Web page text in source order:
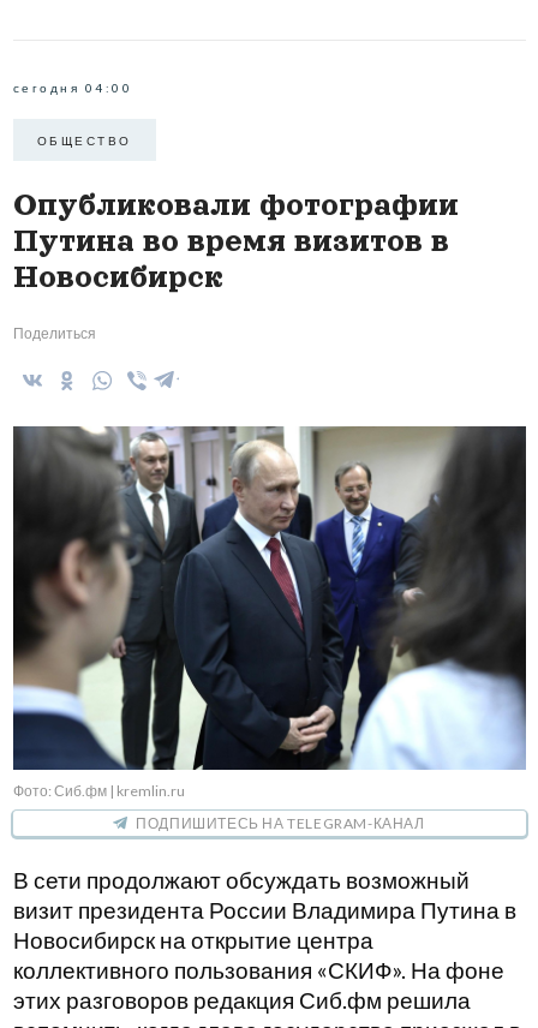
сегодня 04:00
ОБЩЕСТВО
Опубликовали фотографии
Путина во время визитов в
Новосибирск
Поделиться
Фото: Сиб.фм | kremlin.ru
ПОДПИШИТЕСЬ НА TELEGRAM-КАНАЛ
В сети продолжают обсуждать возможный
визит президента России Владимира Путина в
Новосибирск на открытие центра
коллективного пользования «СКИФ». На фоне
этих разговоров редакция Сиб.фм решила